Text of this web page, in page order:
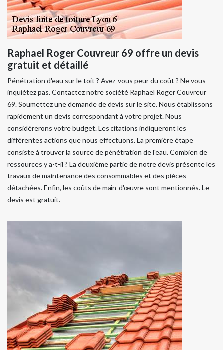
Raphael Roger Couvreur 69 offre un devis
gratuit et détaillé
Pénétration d'eau sur le toit ? Avez-vous peur du coût ? Ne vous
inquiétez pas. Contactez notre société Raphael Roger Couvreur
69. Soumettez une demande de devis sur le site. Nous établissons
rapidement un devis correspondant à votre projet. Nous
considérerons votre budget. Les citations indiqueront les
différentes actions que nous effectuons. La première étape
consiste à trouver la source de pénétration de l'eau. Combien de
ressources y a-t-il ? La deuxième partie de notre devis présente les
travaux de maintenance des consommables et des pièces
détachées. Enfin, les coûts de main-d'œuvre sont mentionnés. Le
devis est gratuit.